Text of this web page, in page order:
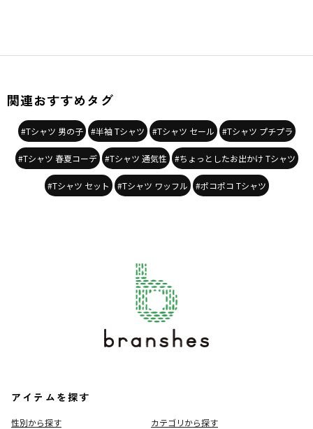
関連おすすめタグ
#Tシャツ 男の子 #半袖 Tシャツ #Tシャツ セール #Tシャツ プチプラ
#Tシャツ 春夏コーデ #Tシャツ 通気性 #ちょっとしたお出かけ Tシャツ
#Tシャツ セット #Tシャツ ワッフル #ポコポコ Tシャツ
アイテムを探す
性別から探す
カテゴリから探す